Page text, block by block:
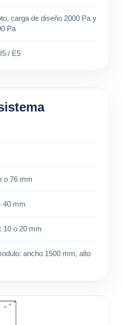
carga de diseño 2000 Pa y
Pa
/ E5
o 76 mm
40 mm
10 o 20 mm
ancho 1500 mm, alto